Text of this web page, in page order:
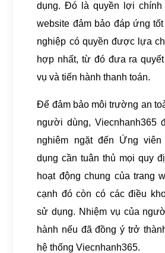
dụng. Đó là quyền lợi
website đảm bảo đáp ứng
nghiệp có quyền được lựa
hợp nhất, từ đó đưa ra
vụ và tiến hành thanh toán.
Để đảm bảo môi trường an
người dùng, Viecnhanh365
nghiêm ngặt đến Ứng
dụng cần tuân thủ mọi quy
hoạt động chung của trang
cạnh đó còn có các điều
sử dụng. Nhiệm vụ của
hành nếu đã đồng ý trở
hệ thống Viecnhanh365.